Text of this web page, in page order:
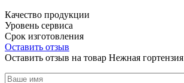
Качество продукции
Уровень сервиса
Срок изготовления
Оставить отзыв
Оставить отзыв на товар Нежная гортензия